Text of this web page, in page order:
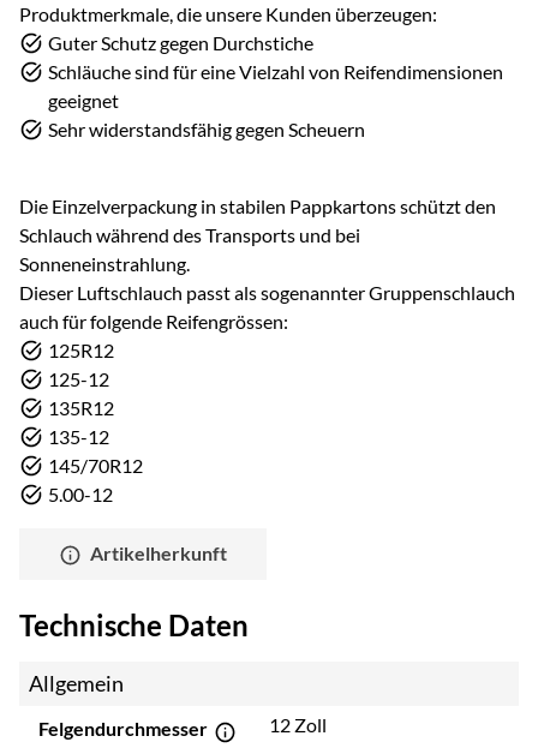
Produktmerkmale, die unsere Kunden überzeugen:
Guter Schutz gegen Durchstiche
Schläuche sind für eine Vielzahl von Reifendimensionen
geeignet
Sehr widerstandsfähig gegen Scheuern
Die Einzelverpackung in stabilen Pappkartons schützt den
Schlauch während des Transports und bei
Sonneneinstrahlung.
Dieser Luftschlauch passt als sogenannter Gruppenschlauch
auch für folgende Reifengrössen:
125R12
125-12
135R12
135-12
145/70R12
5.00-12
Artikelherkunft
Technische Daten
Allgemein
Felgendurchmesser 12 Zoll